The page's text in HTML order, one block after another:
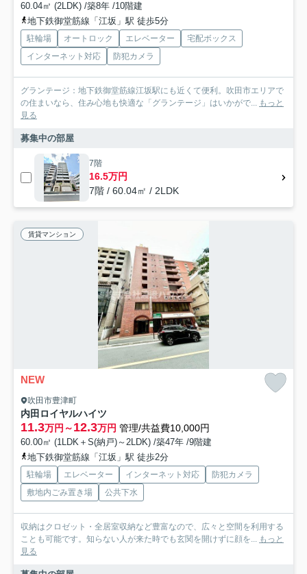
60.04㎡ (2LDK) /築8年 /10階建
地下鉄御堂筋線「江坂」駅 徒歩5分
駐輪場 オートロック エレベーター
宅配ボックス
インターネット対応
防犯カメラ
グランテージ：地下鉄御堂筋線江坂駅にも近くて便利。吹田市エリアで
の住まいなら、住み心地も快適な「グランテージ」はいかがで... もっと
見る
募集中の部屋
7階
16.5万円
7階 / 60.04㎡ / 2LDK
賃貸マンション
NEW
吹田市豊津町
内田ロイヤルハイツ
11.3万円～12.3万円 管理/共益費10,000円
60.00㎡ (1LDK＋S(納戸)～2LDK) /築47年 /9階建
地下鉄御堂筋線「江坂」駅 徒歩2分
駐輪場 エレベーター インターネット対応
防犯カメラ
敷地内ごみ置き場
公共下水
収納はクロゼット・全居室収納など豊富なので、広々と空間を利用する
ことも可能です。知らない人が来た時でも玄関を開けずに顔を...
もっと
見る